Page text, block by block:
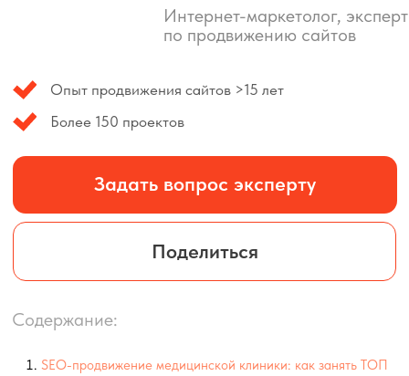
в поиске и привлекать пациентов?
привлекать пациентов через статьи и экспертные материалы
Юридические ограничения рекламы медицинских услуг
Работа с репутацией и отзывами: как создать доверие
клинику?
Содержание:
Поделиться
Задать вопрос эксперту